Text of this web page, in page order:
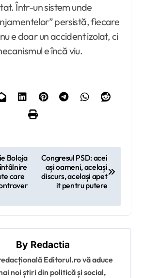
Într-un sistem unde
persistă, fiecare
e doar un accident izolat, ci
e încă viu.
Boloja
care
Congresul PSD: acei
ași oameni, același
discurs, același apet
it pentru putere
By Redactia
Editorul.ro vă aduce
noi știri din politică și social,